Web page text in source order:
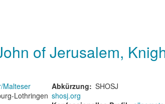
of Jerusalem,
Malteser
Lothringen
Abkürzung
SHOSJ
shosj.org